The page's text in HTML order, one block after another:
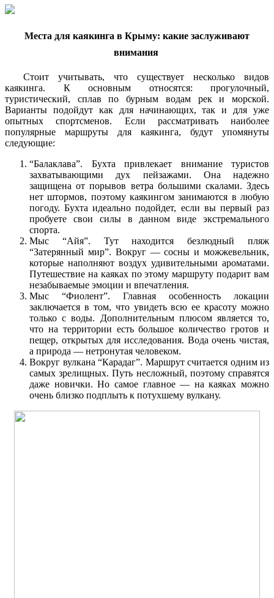
Места для каякинга в Крыму: какие заслуживают
внимания
Стоит учитывать, что существует несколько видов
каякинга. К основным относятся: прогулочный,
туристический, сплав по бурным водам рек и морской.
Варианты подойдут как для начинающих, так и для уже
опытных спортсменов. Если рассматривать наиболее
популярные маршруты для каякинга, будут упомянуты
следующие:
“Балаклава”. Бухта привлекает внимание туристов
захватывающими дух пейзажами. Она надежно
защищена от порывов ветра большими скалами. Здесь
нет штормов, поэтому каякингом занимаются в любую
погоду. Бухта идеально подойдет, если вы первый раз
пробуете свои силы в данном виде экстремального
спорта.
Мыс “Айя”. Тут находится безлюдный пляж
“Затерянный мир”. Вокруг — сосны и можжевельник,
которые наполняют воздух удивительными ароматами.
Путешествие на каяках по этому маршруту подарит вам
незабываемые эмоции и впечатления.
Мыс “Фиолент”. Главная особенность локации
заключается в том, что увидеть всю ее красоту можно
только с воды. Дополнительным плюсом является то,
что на территории есть большое количество гротов и
пещер, открытых для исследования. Вода очень чистая,
а природа — нетронутая человеком.
Вокруг вулкана “Карадаг”. Маршрут считается одним из
самых зрелищных. Путь несложный, поэтому справятся
даже новички. Но самое главное — на каяках можно
очень близко подплыть к потухшему вулкану.